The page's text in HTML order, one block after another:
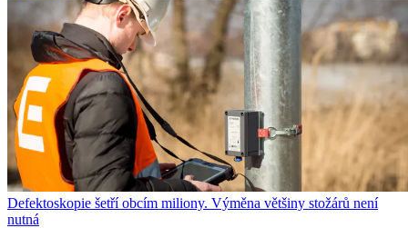
Defektoskopie šetří obcím miliony. Výměna většiny stožárů není
nutná